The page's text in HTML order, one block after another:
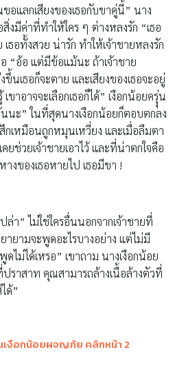
แลกเสียงของเธอกับขาคู่นี้” นาง
สิ่งมีค่าที่ทำให้ใคร ๆ ต่างหลงรัก “เธอ
ธอทั้งสวย น่ารัก ทำให้เจ้าชายหลงรัก
“อ้อ แต่มีข้อแม้นะ ถ้าเจ้าชาย
นเธอก็จะตาย และเสียงของเธอจะอยู่
าอาจจะเลือกเธอก็ได้” เงือกน้อยครุุ่น
นะ” ในที่สุดนางเงือกน้อยก็ตอบตกลง
เหมือนถูกหมุนเหวี่ยง และเมื่อลืมตา
ช่วยเจ้าชายเอาไว้ และที่น่าตกใจคือ
งของเธอหายไป เธอมีขา !
” ไม่ใช่ใครอื่นนอกจากเจ้าชายที่
ายามจะพูดอะไรบางอย่าง แต่ไม่มี
ดไม่ได้เหรอ” เขาถาม นางเงือกน้อย
ราสาท คุณสามารถล้างเนื้อล้างตัวที่
ด้”
เงือกน้อยผจญภัย คลิกหน้า 2